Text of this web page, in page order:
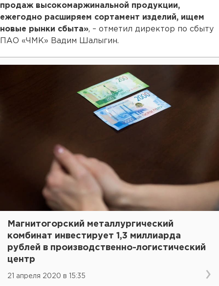
продаж высокомаржинальной продукции,
ежегодно расширяем сортамент изделий, ищем
новые рынки сбыта», – отметил директор по сбыту
ПАО «ЧМК» Вадим Шалыгин.
Магнитогорский металлургический
комбинат инвестирует 1,3 миллиарда
рублей в производственно-логистический
центр
21 апреля 2020 в 15:35